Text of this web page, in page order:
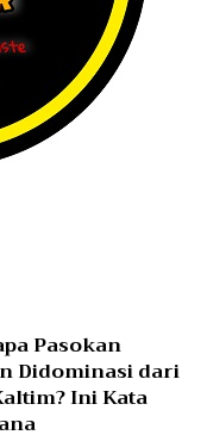
Pasokan
Didominasi dari
Ini Kata